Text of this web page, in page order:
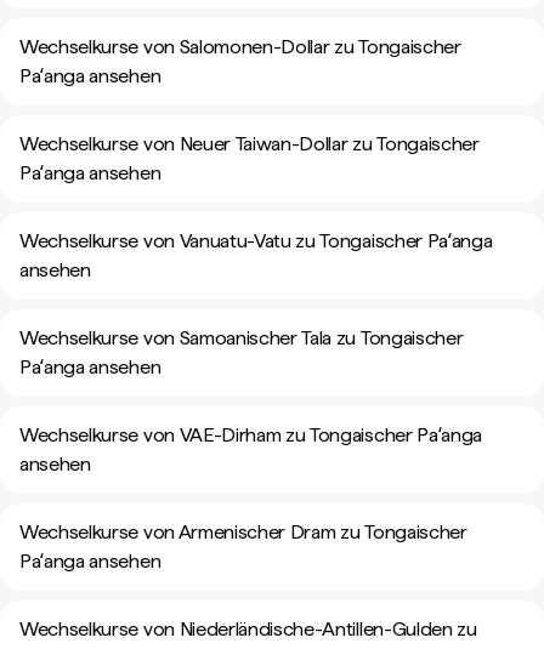
Wechselkurse von Salomonen-Dollar zu Tongaischer
Paʻanga ansehen
Wechselkurse von Neuer Taiwan-Dollar zu Tongaischer
Paʻanga ansehen
Wechselkurse von Vanuatu-Vatu zu Tongaischer Paʻanga
ansehen
Wechselkurse von Samoanischer Tala zu Tongaischer
Paʻanga ansehen
Wechselkurse von VAE-Dirham zu Tongaischer Paʻanga
ansehen
Wechselkurse von Armenischer Dram zu Tongaischer
Paʻanga ansehen
Wechselkurse von Niederländische-Antillen-Gulden zu